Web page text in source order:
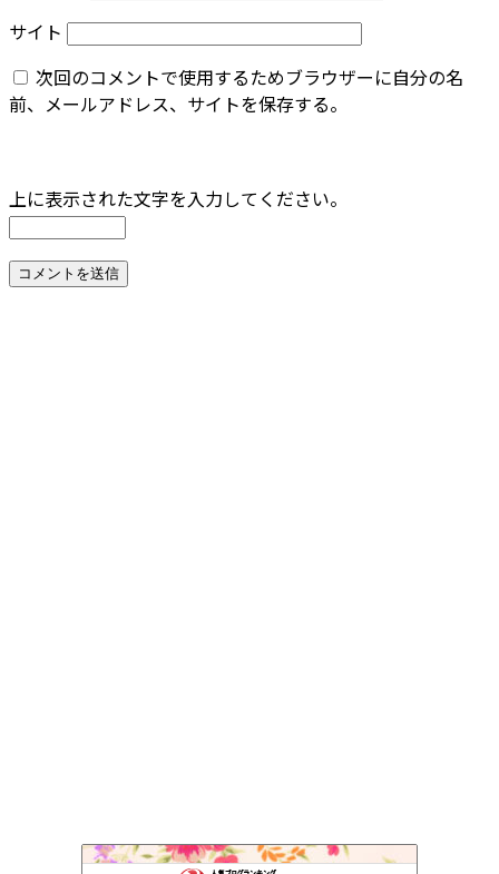
サイト
次回のコメントで使用するためブラウザーに自分の名
前、メールアドレス、サイトを保存する。
上に表示された文字を入力してください。
152位 skog BLOG